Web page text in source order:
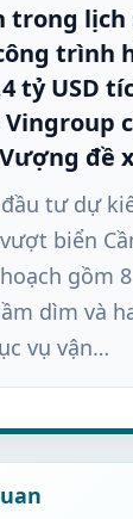
trong lịch
trình
tỷ USD
đề
tư dự
biển
gồm
dìm và
vụ vận…